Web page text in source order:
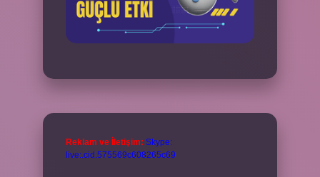
Reklam ve İletişim: Skype:
live:.cid.575569c608265c69